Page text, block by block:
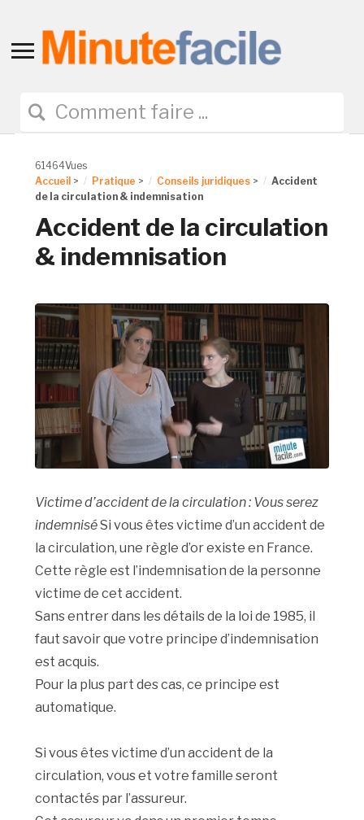
Toggle
navigation
61464Vues
Accueil > Pratique > Conseils juridiques >
Accident
de la circulation & indemnisation
Accident de la circulation
& indemnisation
Victime d’accident de la circulation : Vous serez
indemniséSi vous êtes victime d’un accident de
la circulation, une règle d’or existe en France.
Cette règle est l’indemnisation de la personne
victime de cet accident.
Sans entrer dans les détails de la loi de 1985, il
faut savoir que votre principe d’indemnisation
est acquis.
Pour la plus part des cas, ce principe est
automatique.
Si vous êtes victime d’un accident de la
circulation, vous et votre famille seront
contactés par l’assureur.